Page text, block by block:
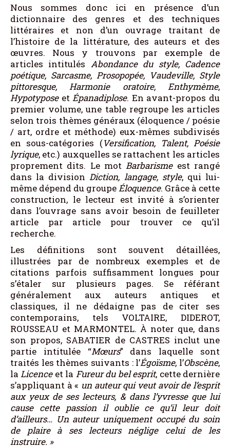
Nous sommes donc ici en présence d’un
dictionnaire des genres et des techniques
littéraires et non d’un ouvrage traitant de
l’histoire de la littérature, des auteurs et des
œuvres. Nous y trouvons par exemple de
articles intitulés Abondance du style, Cadence
poétique, Sarcasme, Prosopopée, Vaudeville, Style
pittoresque, Harmonie oratoire, Enthymème,
Hypotypose etÉpanadiplose. En avant-propos du
premier volume, une table regroupe les articles
selon trois thèmes généraux (éloquence / poésie
/ art, ordre et méthode) eux-mêmes subdivisés
en sous-catégories (Versification, Talent, Poésie
lyrique, etc.) auxquelles se rattachent les articles
proprement dits. Le motBarbarismeest rangé
dans la divisionDiction, langage, style, qui lui-
même dépend du groupeÉloquence. Grâce à cette
construction, le lecteur est invité à s’orienter
dans l’ouvrage sans avoir besoin de feuilleter
article par article pour trouver ce qu’il
recherche.
Les définitions sont souvent détaillées,
illustrées par de nombreux exemples et de
citations parfois suffisamment longues pour
s’étaler sur plusieurs pages. Se référant
généralement aux auteurs antiques et
classiques, il ne dédaigne pas de citer ses
contemporains, tels VOLTAIRE, DIDEROT,
ROUSSEAU et MARMONTEL. À noter que, dans
son propos, SABATIER de CASTRES inclut une
partie intitulée “Mœurs” dans laquelle sont
traités les thèmes suivants : l’Égoïsme, l’Obscène,
laLicenceet la Fureur du bel esprit, cette dernière
s’appliquant à « un auteur qui veut avoir de l’esprit
aux yeux de ses lecteurs, & dans l’yvresse que lui
cause cette passion il oublie ce qu’il leur doit
d’ailleurs… Un auteur uniquement occupé du soin
de plaire à ses lecteurs néglige celui de les
instruire. »